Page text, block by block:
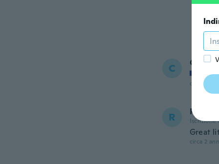
C Cedric
circa 2
R Robert
Iscrizione
Great
circa 2